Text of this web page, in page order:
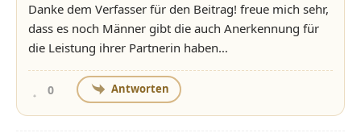
Danke dem Verfasser für den Beitrag! freue mich sehr,
dass es noch Männer gibt die auch Anerkennung für
die Leistung ihrer Partnerin haben…
0 Antworten